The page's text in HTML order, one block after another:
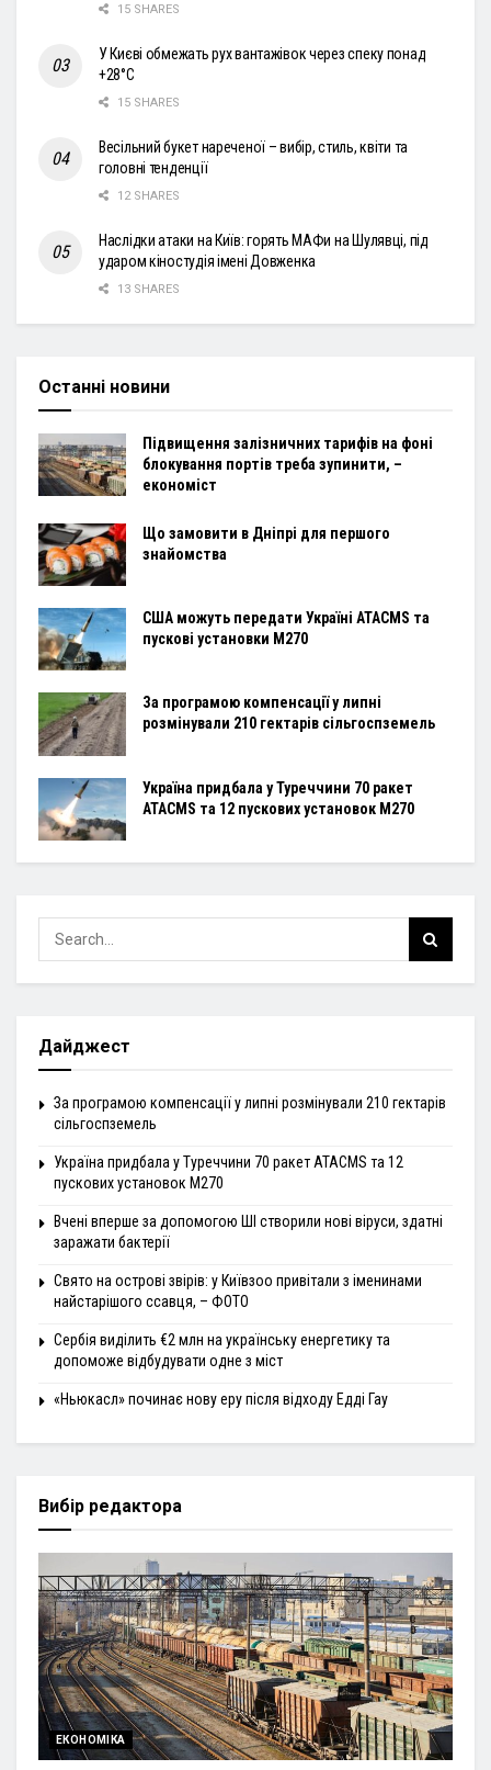
15 SHARES
У Києві обмежать рух вантажівок через спеку понад
+28°С
15 SHARES
Весільний букет нареченої – вибір, стиль, квіти та
головні тенденції
12 SHARES
Наслідки атаки на Київ: горять МАФи на Шулявці, під
ударом кіностудія імені Довженка
13 SHARES
Останні новини
Підвищення залізничних тарифів на фоні
блокування портів треба зупинити, –
економіст
Що замовити в Дніпрі для першого
знайомства
США можуть передати Україні ATACMS та
пускові установки M270
За програмою компенсації у липні
розмінували 210 гектарів сільгоспземель
Україна придбала у Туреччини 70 ракет
ATACMS та 12 пускових установок M270
Дайджест
За програмою компенсації у липні розмінували 210 гектарів
сільгоспземель
Україна придбала у Туреччини 70 ракет ATACMS та 12
пускових установок M270
Вчені вперше за допомогою ШІ створили нові віруси, здатні
заражати бактерії
Свято на острові звірів: у Київзоо привітали з іменинами
найстарішого ссавця, – ФОТО
Сербія виділить €2 млн на українську енергетику та
допоможе відбудувати одне з міст
«Ньюкасл» починає нову еру після відходу Едді Гау
Вибір редактора
ЕКОНОМІКА